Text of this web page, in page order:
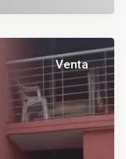
Venta